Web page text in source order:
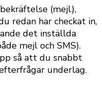
(mejl),
redan har checkat in,
det inställda
mejl och SMS).
så att du snabbt
underlag.